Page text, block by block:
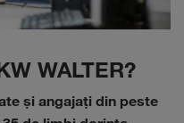
WALTER?
şi angajaţi din peste